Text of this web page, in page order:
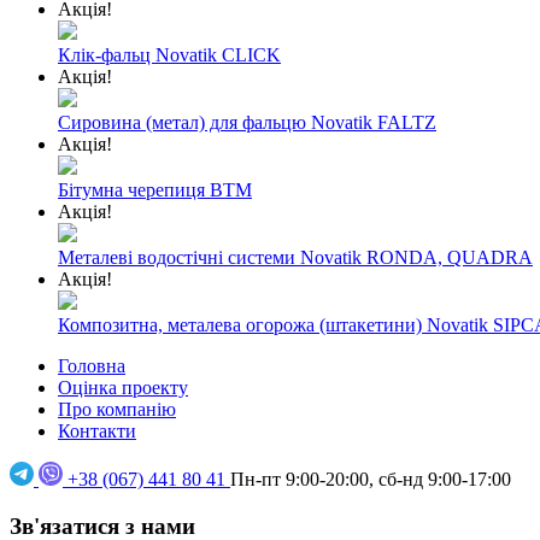
Акція!
Клік-фальц Novatik CLICK
Акція!
Сировина (метал) для фальцю Novatik FALTZ
Акція!
Бітумна черепиця BTM
Акція!
Металеві водостічні системи Novatik RONDA, QUADRA
Акція!
Композитна, металева огорожа (штакетини) Novatik
Головна
Оцінка проекту
Про компанію
Контакти
+38 (067) 441 80 41 Пн-пт 9:00-20:00, сб-нд 9:00-17:00
Зв'язатися з нами